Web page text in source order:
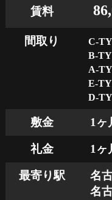
賃料
間取り
C-
B-
A-
E-
D-
敷金 1ヶ
礼金 1ヶ
最寄り駅
名
名